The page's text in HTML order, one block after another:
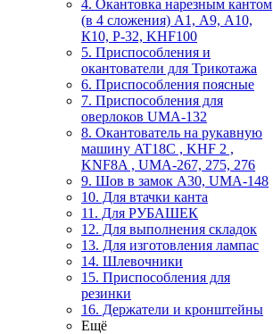
4. Окантовка нарезным кантом
(в 4 сложения) А1, А9, А10,
К10, Р-32, KHF100
5. Приспособления и
окантователи для Трикотажа
6. Приспособления поясные
7. Приспособления для
оверлоков UMA-132
8. Окантователь на рукавную
машину AT18C , KHF 2 ,
KNF8A , UMA-267, 275, 276
9. Шов в замок А30, UMA-148
10. Для втачки канта
11. Для РУБАШЕК
12. Для выполнения складок
13. Для изготовления лампас
14. Шлевочники
15. Приспособления для
резинки
16. Держатели и кронштейны
Ещё